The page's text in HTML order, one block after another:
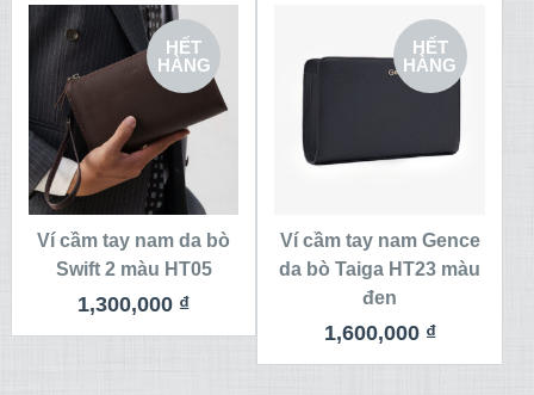
HẾT
HÀNG
Ví cầm tay nam da bò
Swift 2 màu HT05
1,300,000 ₫
HẾT
HÀNG
Ví cầm tay nam Gence
da bò Taiga HT23 màu
đen
1,600,000 ₫